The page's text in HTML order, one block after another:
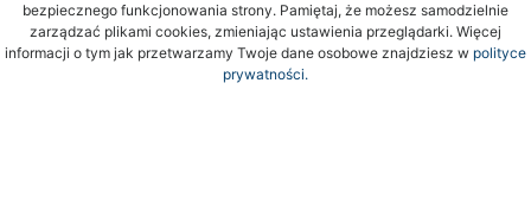
bezpiecznego funkcjonowania strony. Pamiętaj, że możesz samodzielnie
zarządzać plikami cookies, zmieniając ustawienia przeglądarki. Więcej
informacji o tym jak przetwarzamy Twoje dane osobowe znajdziesz w polityce
prywatności.